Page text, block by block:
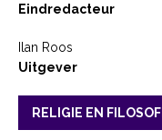
Eindredacteur
Ilan Roos
Uitgever
RELIGIE EN